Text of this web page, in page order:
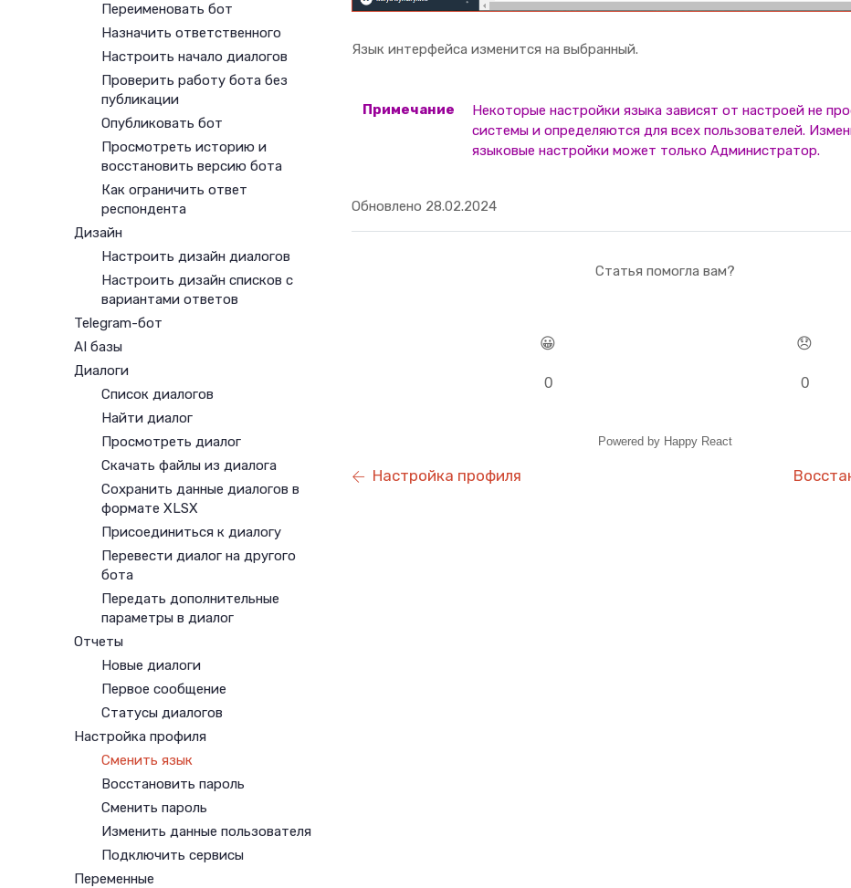
Переименовать бот
Назначить ответственного
Настроить начало диалогов
Проверить работу бота без
публикации
Опубликовать бот
Просмотреть историю и
восстановить версию бота
Как ограничить ответ
респондента
Дизайн
Настроить дизайн диалогов
Настроить дизайн списков с
вариантами ответов
Telegram-бот
AI базы
Диалоги
Список диалогов
Найти диалог
Просмотреть диалог
Скачать файлы из диалога
Сохранить данные диалогов в
формате XLSX
Присоединиться к диалогу
Перевести диалог на другого
бота
Передать дополнительные
параметры в диалог
Отчеты
Новые диалоги
Первое сообщение
Статусы диалогов
Настройка профиля
Сменить язык
Восстановить пароль
Сменить пароль
Изменить данные пользователя
Подключить сервисы
Переменные
Язык интерфейса изменится на выбранный.
Некоторые настройки языка зависят от настроей не
системы и определяются для всех пользователей.
языковые настройки может только Администратор.
Обновлено 28.02.2024
Статья помогла вам?
😀
0
😞
0
Powered by Happy React
Настройка профиля